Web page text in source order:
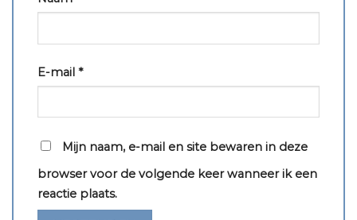
E-mail *
Mijn naam, e-mail en site bewaren in deze
browser voor de volgende keer wanneer ik een
reactie plaats.